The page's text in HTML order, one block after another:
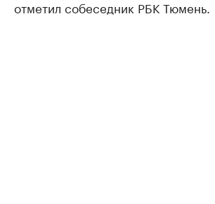
отметил собеседник РБК Тюмень.